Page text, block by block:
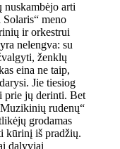
nuskambėjo arti
Solaris“ meno
ir orkestrui
nelengva: su
ženklų
eina ne taip,
Jie tiesiog
prie jų derinti. Bet
rudenų“
grodamas
kūrinį iš pradžių.
dalyviai